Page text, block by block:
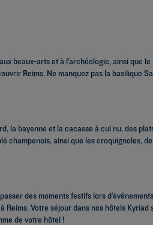
beaux-arts et à l’archéologie, ainsi que le
Reims. Ne manquez pas la basilique
la bayenne et la cacasse à cul nu, des
champenois, ainsi que les croquignoles,
des moments festifs lors
Votre séjour dans nos hôtels Kyriad
de votre hôtel !